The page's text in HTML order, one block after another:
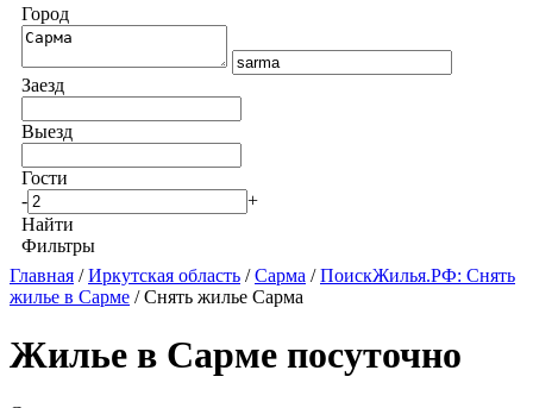
Город
Заезд
Выезд
Гости
-
+
Найти
Фильтры
Главная /Иркутская область /Сарма /ПоискЖилья.РФ: Снять
жилье в Сарме / Снять жилье Сарма
Жилье в Сарме посуточно